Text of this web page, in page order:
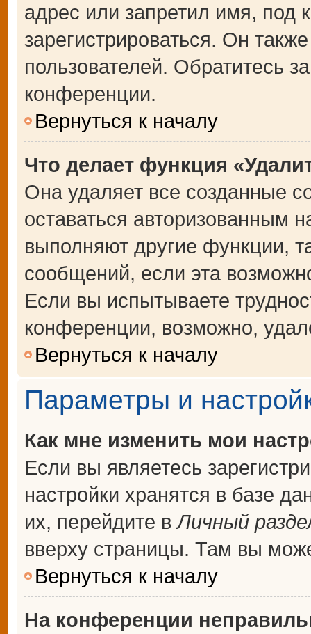
адрес или запретил имя, под
зарегистрироваться. Он
пользователей. Обратитесь
конференции.
Вернуться к началу
Что делает функция
Она удаляет все созданные
оставаться авторизованным
выполняют другие функции,
сообщений, если эта
Если вы испытываете
конференции, возможно,
Вернуться к началу
Параметры и
Как мне изменить мои
Если вы являетесь
настройки хранятся в базе
их, перейдите вЛичный
вверху страницы. Там вы
Вернуться к началу
На конференции